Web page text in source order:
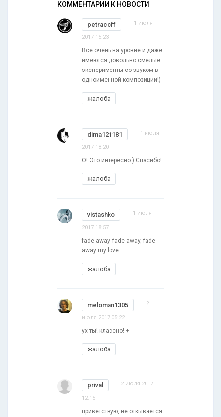
КОММЕНТАРИИ К НОВОСТИ
petracoff 1 июля
2017 15:23
Всё очень на уровне и даже
имеются довольно смелые
эксперименты со звуком в
одноименной композиции!)
жалоба
dima121181 1 июля
2017 18:20
О! Это интересно ) Спасибо!
жалоба
vistashko 1 июля
2017 18:57
fade away, fade away, fade
away my love.
жалоба
meloman1305 2
июля 2017 05:22
ух ты! классно! +
жалоба
prival 2 июля 2017
12:15
приветствую, не откывается